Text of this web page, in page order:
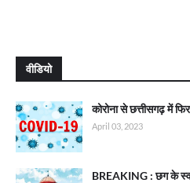
वीडियो
कोरोना से छत्तीसगढ़ में
April 03, 2023
BREAKING : छग के